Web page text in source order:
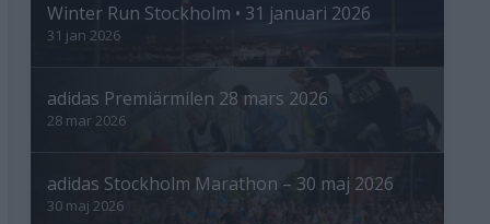
Winter Run Stockholm • 31 januari 2026
31 jan 2026
adidas Premiärmilen 28 mars 2026
28 mar 2026
adidas Stockholm Marathon – 30 maj 2026
30 maj 2026